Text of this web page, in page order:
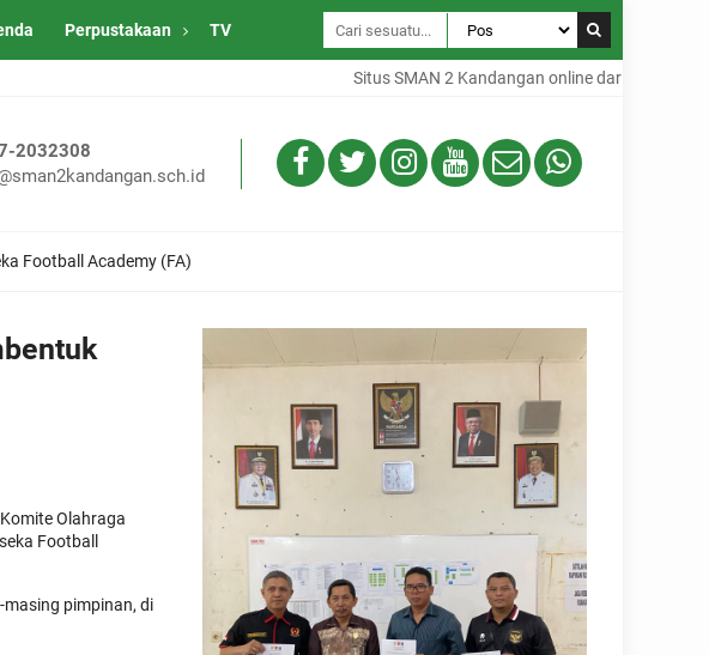
Perpustakaan TV
Situs SMAN 2 Kandangan online dari Desa Gambah
2032308
Football Academy (FA)
Olahraga
Football
pimpinan, di